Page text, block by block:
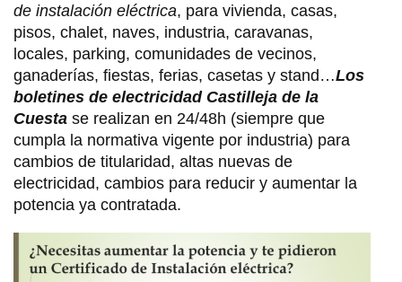
de instalación eléctrica, para vivienda, casas,
pisos, chalet, naves, industria, caravanas,
locales, parking, comunidades de vecinos,
ganaderías, fiestas, ferias, casetas y stand…Los
boletines de electricidad Castilleja de la
Cuesta se realizan en 24/48h (siempre que
cumpla la normativa vigente por industria) para
cambios de titularidad, altas nuevas de
electricidad, cambios para reducir y aumentar la
potencia ya contratada.